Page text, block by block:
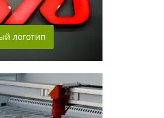
логотип